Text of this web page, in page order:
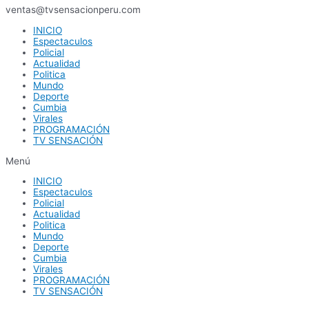
ventas@tvsensacionperu.com
INICIO
Espectaculos
Policial
Actualidad
Politica
Mundo
Deporte
Cumbia
Virales
PROGRAMACIÓN
TV SENSACIÓN
Menú
INICIO
Espectaculos
Policial
Actualidad
Politica
Mundo
Deporte
Cumbia
Virales
PROGRAMACIÓN
TV SENSACIÓN